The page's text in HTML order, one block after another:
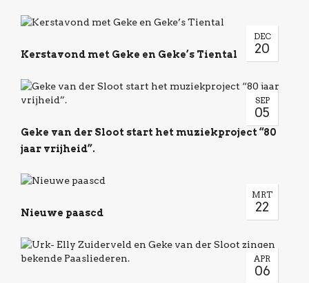
DEC
20
Kerstavond met Geke en Geke’s Tiental
SEP
05
Geke van der Sloot start het muziekproject “80
jaar vrijheid”.
MRT
22
Nieuwe paascd
APR
06